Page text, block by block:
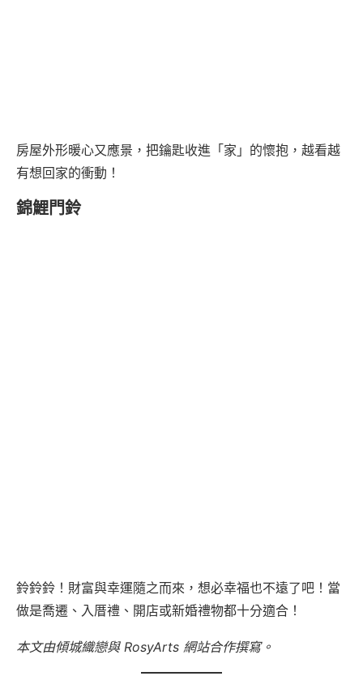
房屋外形暖心又應景，把鑰匙收進「家」的懷抱，越看越
有想回家的衝動！
錦鯉門鈴
鈴鈴鈴！財富與幸運隨之而來，想必幸福也不遠了吧！當
做是喬遷、入厝禮、開店或新婚禮物都十分適合！
本文由傾城織戀與 RosyArts 網站合作撰寫。